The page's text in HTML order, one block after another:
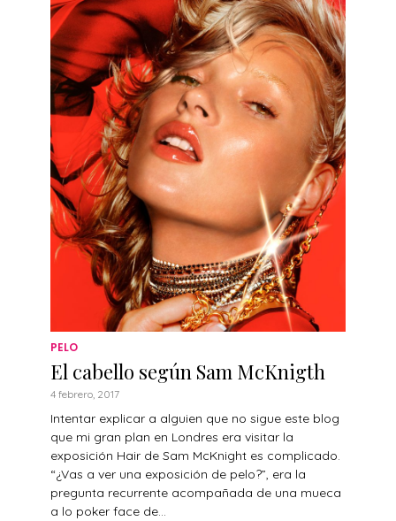
PELO
El cabello según Sam McKnigth
4 febrero, 2017
Intentar explicar a alguien que no sigue este blog
que mi gran plan en Londres era visitar la
exposición Hair de Sam McKnight es complicado.
“¿Vas a ver una exposición de pelo?”, era la
pregunta recurrente acompañada de una mueca
a lo poker face de...